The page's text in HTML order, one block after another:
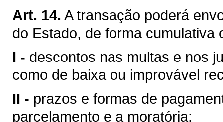
Art. 14. A transação poderá
do Estado, de forma
I - descontos nas multas e nos
como de baixa ou improvável
II - prazos e formas de
parcelamento e a moratória;